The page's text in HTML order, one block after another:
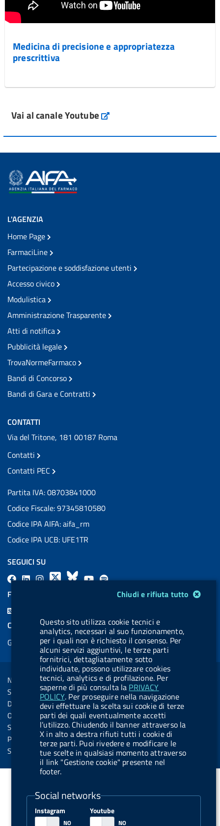
Medicina di precisione e appropriatezza
prescrittiva
Vai al canale Youtube
Chiudi e rifiuta tutto
Questo sito utilizza cookie tecnici e
analytics, necessari al suo funzionamento,
per i quali non è richiesto il consenso. Per
alcuni servizi aggiuntivi, le terze parti
fornitrici, dettagliatamente sotto
individuate, possono utilizzare cookies
tecnici, analytics e di profilazione. Per
saperne di più consulta la PRIVACY
POLICY. Per proseguire nella navigazione
devi effettuare la scelta sui cookie di terze
parti dei quali eventualmente accetti
l’utilizzo. Chiudendo il banner attraverso la
X in alto a destra rifiuti tutti i cookie di
terze parti. Puoi rivedere e modificare le
tue scelte in qualsiasi momento attraverso
il link "Gestione cookie" presente nel
footer.
Social networks
Instagram Youtube
L'AGENZIA
Home Page
FarmaciLine
Partecipazione e soddisfazione utenti
Accesso civico
Modulistica
Amministrazione Trasparente
Atti di notifica
Pubblicità legale
TrovaNormeFarmaco
Bandi di Concorso
Bandi di Gara e Contratti
CONTATTI
Via del Tritone, 181 00187 Roma
Contatti
Contatti PEC
Partita IVA: 08703841000
Codice Fiscale: 97345810580
Codice IPA AIFA: aifa_rm
Codice IPA UCB: UFE1TR
SEGUICI SU
F
L
l
e
l
.
b
u
t
t
o
n
.
i
n
s
t
a
g
X
B
e
s
k
y
Y
t
u
b
e
l
e
l
.
b
u
t
t
o
n
.
s
p
f
FEED RSS
COOKIES
Gestione cookie
Sezione Link Utili
Note legali
Social Media Policy
Dichiarazione di accessibilità
Obiettivi di accessibilità
Statistiche sito
Privacy
Servizi Online